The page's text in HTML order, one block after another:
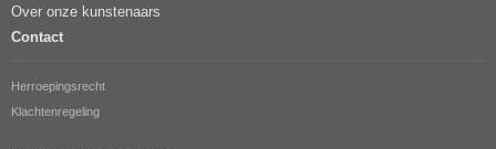
Over onze kunstenaars
Contact
Herroepingsrecht
Klachtenregeling